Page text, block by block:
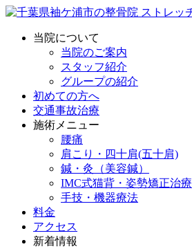
当院について
当院のご案内
スタッフ紹介
グループの紹介
初めての方へ
交通事故治療
施術メニュー
腰痛
肩こり・四十肩(五十肩)
鍼・灸（美容鍼）
IMC式猫背・姿勢矯正治療
手技・機器療法
料金
アクセス
新着情報